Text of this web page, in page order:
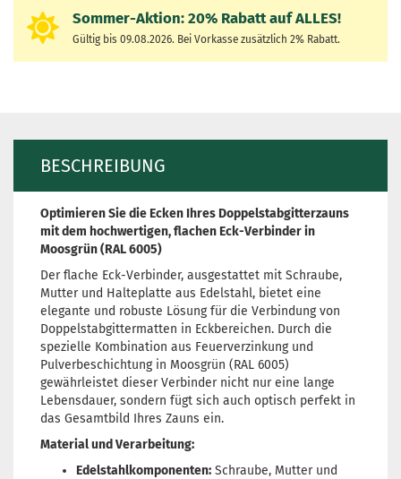
Sommer-Aktion: 20% Rabatt aufALLES!
Gültig bis 09.08.2026. Bei Vorkasse zusätzlich 2% Rabatt.
BESCHREIBUNG
Optimieren Sie die Ecken Ihres Doppelstabgitterzauns
mit dem hochwertigen, flachen Eck-Verbinder in
Moosgrün (RAL 6005)
Der flache Eck-Verbinder, ausgestattet mit Schraube,
Mutter und Halteplatte aus Edelstahl, bietet eine
elegante und robuste Lösung für die Verbindung von
Doppelstabgittermatten in Eckbereichen. Durch die
spezielle Kombination aus Feuerverzinkung und
Pulverbeschichtung in Moosgrün (RAL 6005)
gewährleistet dieser Verbinder nicht nur eine lange
Lebensdauer, sondern fügt sich auch optisch perfekt in
das Gesamtbild Ihres Zauns ein.
Material und Verarbeitung:
Edelstahlkomponenten: Schraube, Mutter und